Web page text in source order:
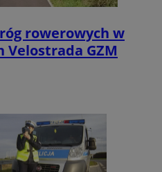
rowerowych w
Velostrada GZM